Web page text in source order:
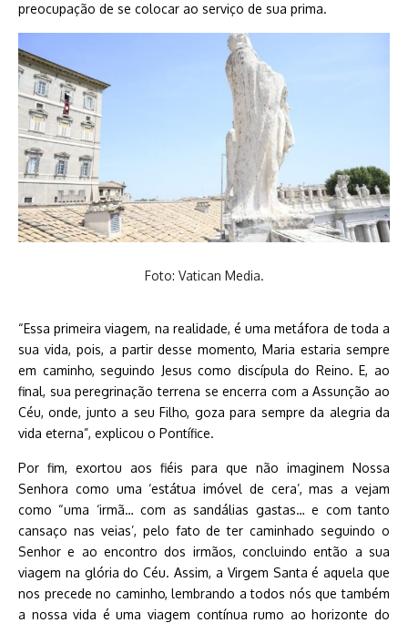
preocupação de se colocar ao serviço de sua prima.
Foto: Vatican Media.
“Essa primeira viagem, na realidade, é uma metáfora de toda a
sua vida, pois, a partir desse momento, Maria estaria sempre
em caminho, seguindo Jesus como discípula do Reino. E, ao
final, sua peregrinação terrena se encerra com a Assunção ao
Céu, onde, junto a seu Filho, goza para sempre da alegria da
vida eterna”, explicou o Pontífice.
Por fim, exortou aos fiéis para que não imaginem Nossa
Senhora como uma ‘estátua imóvel de cera’, mas a vejam
como “uma ‘irmã… com as sandálias gastas… e com tanto
cansaço nas veias’, pelo fato de ter caminhado seguindo o
Senhor e ao encontro dos irmãos, concluindo então a sua
viagem na glória do Céu. Assim, a Virgem Santa é aquela que
nos precede no caminho, lembrando a todos nós que também
a nossa vida é uma viagem contínua rumo ao horizonte do